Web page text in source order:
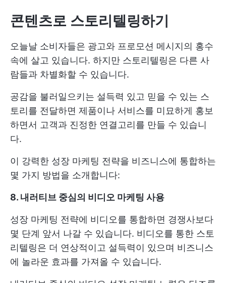
콘텐츠로 스토리텔링하기
오늘날 소비자들은 광고와 프로모션 메시지의 홍수
속에 살고 있습니다. 하지만 스토리텔링은 다른 사
람들과 차별화할 수 있습니다.
공감을 불러일으키는 설득력 있고 믿을 수 있는 스
토리를 전달하면 제품이나 서비스를 미묘하게 홍보
하면서 고객과 진정한 연결고리를 만들 수 있습니
다.
이 강력한 성장 마케팅 전략을 비즈니스에 통합하는
몇 가지 방법을 소개합니다:
8. 내러티브 중심의 비디오 마케팅 사용
성장 마케팅 전략에 비디오를 통합하면 경쟁사보다
몇 단계 앞서 나갈 수 있습니다. 비디오를 통한 스토
리텔링은 더 연상적이고 설득력이 있으며 비즈니스
에 놀라운 효과를 가져올 수 있습니다.